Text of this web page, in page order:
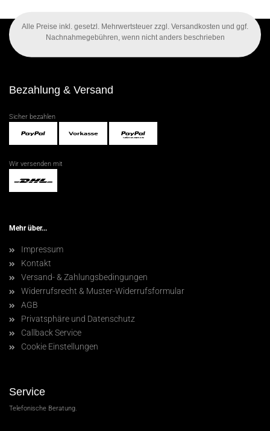
Alle Preise inkl. gesetzl. Mehrwertsteuer zzgl. Versandkosten und ggf.
Nachnahmegebühren, wenn nicht anders beschrieben
Bezahlung & Versand
Sicher bezahlen
Wir versenden mit
Mehr über...
Impressum
Kontakt
Versand- & Zahlungsbedingungen
Widerrufsrecht & Muster-Widerrufsformular
AGB
Privatsphäre und Datenschutz
Callback Service
Cookie Einstellungen
Service
Telefonische Beratung.